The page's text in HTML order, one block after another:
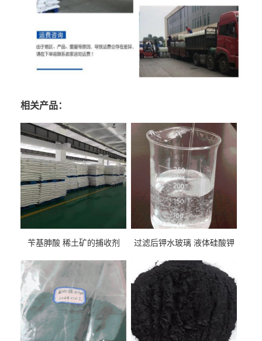
相关产品：
苄基胂酸 稀土矿的捕收剂 过滤后钾水玻璃 液体硅酸钾